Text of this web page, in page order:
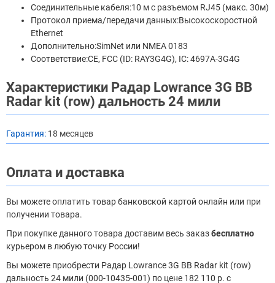
Соединительные кабеля:10 м с разъемом RJ45 (макс. 30м)
Протокол приема/передачи данных:Высокоскоростной
Ethernet
Дополнительно:SimNet или NMEA 0183
Соответствие:CE, FCC (ID: RAY3G4G), IC: 4697A-3G4G
Характеристики Радар Lowrance 3G BB
Radar kit (row) дальность 24 мили
Гарантия: 18 месяцев
Оплата и доставка
Вы можете оплатить товар банковской картой онлайн или при
получении товара.
При покупке данного товара доставим весь заказбесплатно
курьером в любую точку России!
Вы можете приобрести Радар Lowrance 3G BB Radar kit (row)
дальность 24 мили (000-10435-001) по цене 182 110 р. с